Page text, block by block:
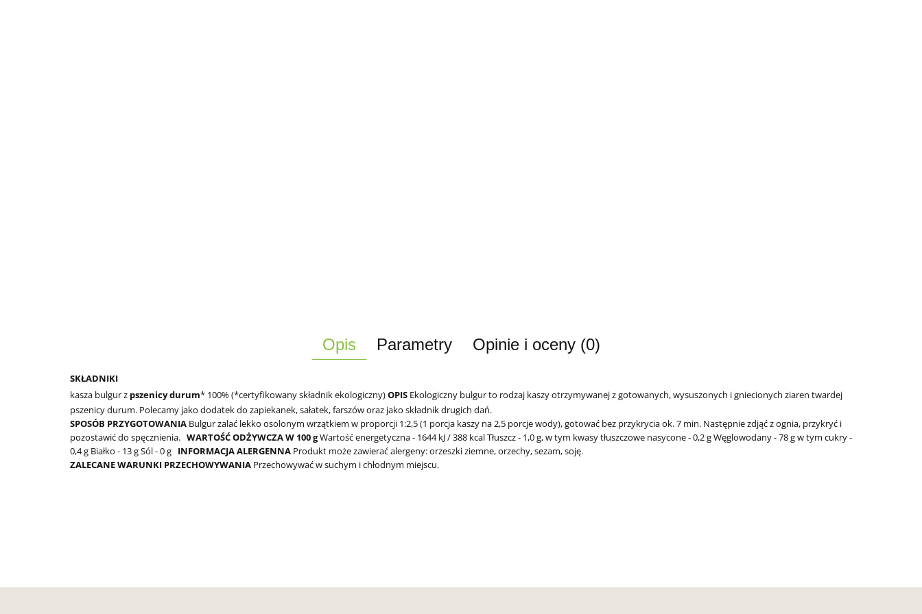
Opis Parametry Opinie i oceny (0)
SKŁADNIKI
kasza bulgur z pszenicy durum* 100% (*certyfikowany składnik ekologiczny)OPIS Ekologiczny bulgur to rodzaj kaszy otrzymywanej z gotowanych, wysuszonych i gniecionych ziaren twardej
pszenicy durum. Polecamy jako dodatek do zapiekanek, sałatek, farszów oraz jako składnik drugich dań.
SPOSÓB PRZYGOTOWANIA Bulgur zalać lekko osolonym wrzątkiem w proporcji 1:2,5 (1 porcja kaszy na 2,5 porcje wody), gotować bez przykrycia ok. 7 min. Następnie zdjąć z ognia, przykryć i
pozostawić do spęcznienia. WARTOŚĆ ODŻYWCZA W 100 gWartość energetyczna - 1644 kJ / 388 kcalTłuszcz - 1,0 g,w tym kwasy tłuszczowe nasycone - 0,2 gWęglowodany - 78 gw tym cukry -
0,4 g Białko - 13 gSól - 0 g INFORMACJA ALERGENNA Produkt może zawierać alergeny: orzeszki ziemne, orzechy, sezam, soję.
ZALECANE WARUNKI PRZECHOWYWANIA Przechowywać w suchym i chłodnym miejscu.